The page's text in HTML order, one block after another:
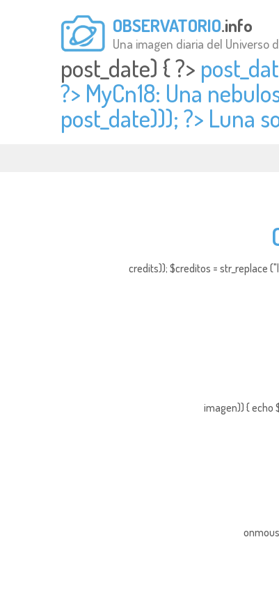
OBSERVATORIO.info
Una imagen diaria del Universo
post_date) { ?>
?> MyCn18: Una
post_date))); ?> Luna
credits)); $creditos = str_replace
imagen)) { echo